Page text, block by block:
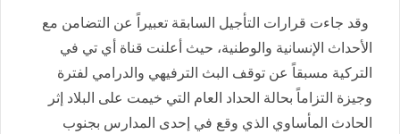
وقد جاءت قرارات التأجيل السابقة تعبيراً عن التضامن مع
الأحداث الإنسانية والوطنية، حيث أعلنت قناة أي تي في
التركية مسبقاً عن توقف البث الترفيهي والدرامي لفترة
وجيزة التزاماً بحالة الحداد العام التي خيمت على البلاد إثر
الحادث المأساوي الذي وقع في إحدى المدارس بجنوب